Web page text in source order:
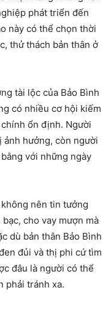
phát triển đến
này có thể chọn thời
thử thách bản thân ở
tài lộc của Bảo Bình
có nhiều cơ hội kiếm
ổn định. Người
ảnh hưởng, còn người
với những ngày
nên tin tưởng
cho vay mượn mà
dù bản thân Bảo Bình
đủi và thị phi cứ tìm
đâu là người có thể
phải tránh xa.